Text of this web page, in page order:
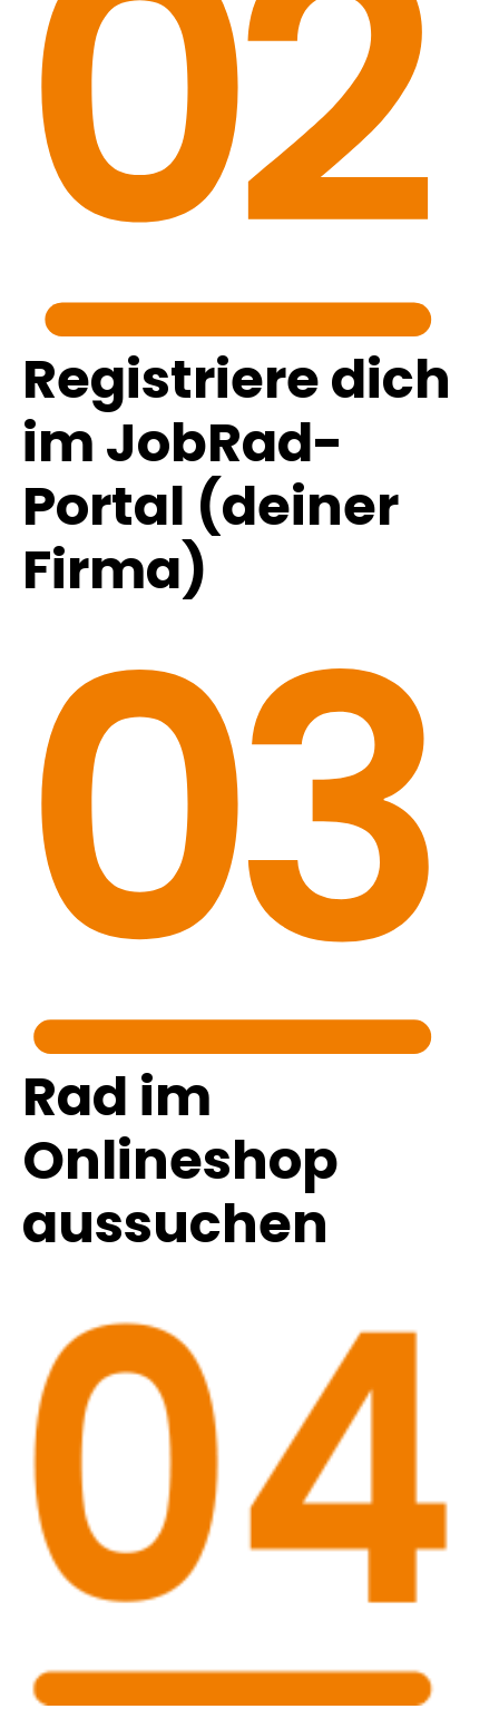
Registriere dich
im JobRad-
Portal (deiner
Firma)
Rad im
Onlineshop
aussuchen